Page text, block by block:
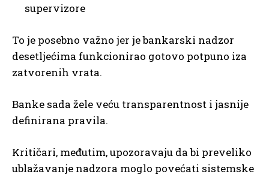
supervizore
To je posebno važno jer je bankarski nadzor
desetljećima funkcionirao gotovo potpuno iza
zatvorenih vrata.
Banke sada žele veću transparentnost i jasnije
definirana pravila.
Kritičari, međutim, upozoravaju da bi preveliko
ublažavanje nadzora moglo povećati sistemske